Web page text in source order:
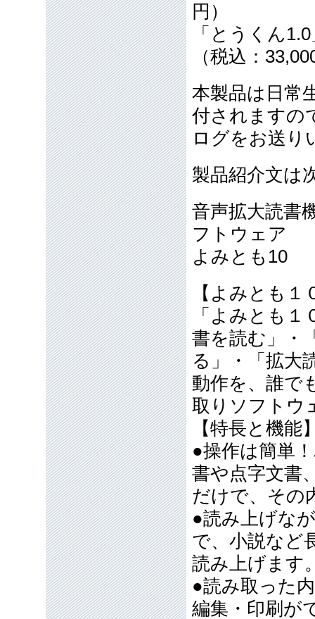
円）
「とうくん
（税込：
本製品は日常
付されますの
ログをお送り
製品紹介文は
音声拡大読書
フトウェア
よみとも10
【よみとも１
「よみとも
書を読む」・
る」・「拡大
動作を、誰で
取りソフトウ
【特長と機能
●操作は簡単
書や点字文書
だけで、その
●読み上げな
で、小説など
読み上げます
●読み取った
編集・印刷が